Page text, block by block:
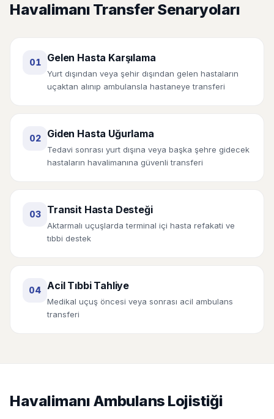
Havalimanı Transfer Senaryoları
01 Gelen Hasta Karşılama
Yurt dışından veya şehir dışından gelen hastaların
uçaktan alınıp ambulansla hastaneye transferi
02 Giden Hasta Uğurlama
Tedavi sonrası yurt dışına veya başka şehre gidecek
hastaların havalimanına güvenli transferi
03 Transit Hasta Desteği
Aktarmalı uçuşlarda terminal içi hasta refakati ve
tıbbi destek
04 Acil Tıbbi Tahliye
Medikal uçuş öncesi veya sonrası acil ambulans
transferi
Havalimanı Ambulans Lojistiği